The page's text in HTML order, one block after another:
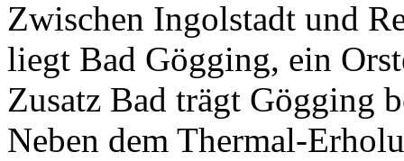
Zwischen Ingolstadt und
liegt Bad Gögging, ein
Zusatz Bad trägt Gögging
Neben dem Thermal-